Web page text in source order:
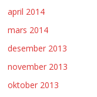
april 2014
mars 2014
desember 2013
november 2013
oktober 2013